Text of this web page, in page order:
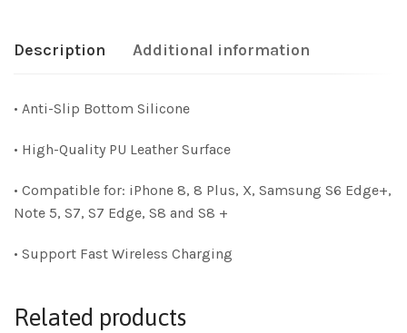
Description Additional information
• Anti-Slip Bottom Silicone
• High-Quality PU Leather Surface
• Compatible for: iPhone 8, 8 Plus, X, Samsung S6 Edge+,
Note 5, S7, S7 Edge, S8 and S8 +
• Support Fast Wireless Charging
Related products